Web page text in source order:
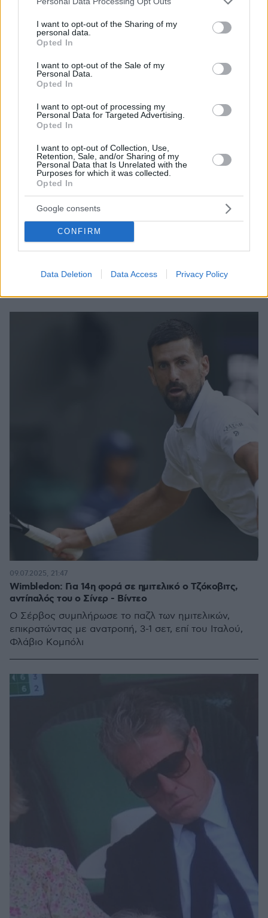
not limited to your visit or usage behaviour. You may click to
grant or deny consent to Google and its third-party tags to
use your data for below specified purposes in below Google
consent section.
I want to opt-out of the Sharing of my
personal data.
Opted In
I want to opt-out of the Sale of my
Personal Data.
Opted In
I want to opt-out of processing my
Personal Data for Targeted Advertising.
Opted In
I want to opt-out of Collection, Use,
Retention, Sale, and/or Sharing of my
Personal Data that Is Unrelated with the
Purposes for which it was collected.
Opted In
Google consents
CONFIRM
Data Deletion Data Access Privacy Policy
Wimbledon: Ανησυχία για Τζόκοβιτς, δεν προπονήθηκε
μία μέρα πριν τον ημιτελικό με τον Σίνερ
Ο Σέρβος λίγο πριν τελειώσει τον προημιτελικό με
τον Κόμπολι, είχε ένα επικίνδυνο γλίστρημα στο
court, το οποίο βέβαια δεν τον εμπόδισε να πάρει τη
νίκη και την πρόκριση
10.07.2025, 20:01
Wimbledon: Για 14η φορά σε ημιτελικό ο Τζόκοβιτς,
αντίπαλός του ο Σίνερ - Βίντεο
Ο Σέρβος συμπλήρωσε το παζλ των ημιτελικών,
επικρατώντας με ανατροπή, 3-1 σετ, επί του Ιταλού,
Φλάβιο Κομπόλι
09.07.2025, 21:47